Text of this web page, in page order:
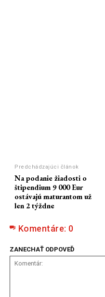
Predchádzajúci článok
Na podanie žiadosti o
štipendium 9 000 Eur
ostávajú maturantom už
len 2 týždne
Komentáre: 0
ZANECHAŤ ODPOVEĎ